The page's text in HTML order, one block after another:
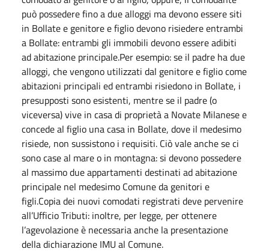
può possedere fino a due alloggi ma devono essere siti
in Bollate e genitore e figlio devono risiedere entrambi
a Bollate: entrambi gli immobili devono essere adibiti
ad abitazione principale.Per esempio: se il padre ha due
alloggi, che vengono utilizzati dal genitore e figlio come
abitazioni principali ed entrambi risiedono in Bollate, i
presupposti sono esistenti, mentre se il padre (o
viceversa) vive in casa di proprietà a Novate Milanese e
concede al figlio una casa in Bollate, dove il medesimo
risiede, non sussistono i requisiti. Ciò vale anche se ci
sono case al mare o in montagna: si devono possedere
al massimo due appartamenti destinati ad abitazione
principale nel medesimo Comune da genitori e
figli.Copia dei nuovi comodati registrati deve pervenire
all’Ufficio Tributi: inoltre, per legge, per ottenere
l’agevolazione è necessaria anche la presentazione
della dichiarazione IMU al Comune.